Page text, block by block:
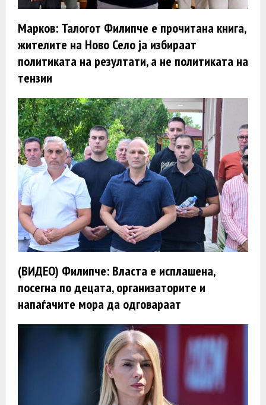
Марков: Талогот Филипче е прочитана книга,
жителите на Ново Село ја избираат
политиката на резултати, а не политиката на
тензии
(ВИДЕО) Филипче: Власта е исплашена,
посегна по децата, организаторите и
напаѓачите мора да одговараат